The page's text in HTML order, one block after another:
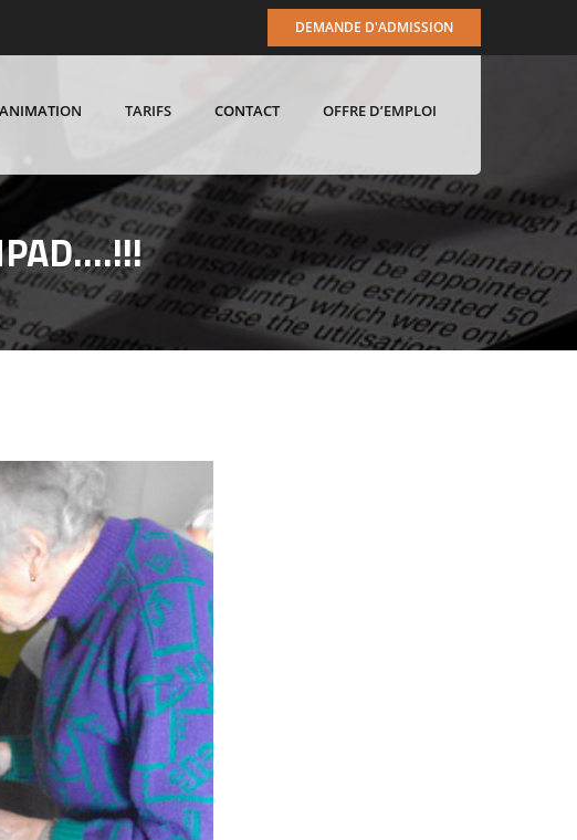
DEMANDE D'ADMISSION
ANIMATION TARIFS CONTACT OFFRE D’EMPLOI